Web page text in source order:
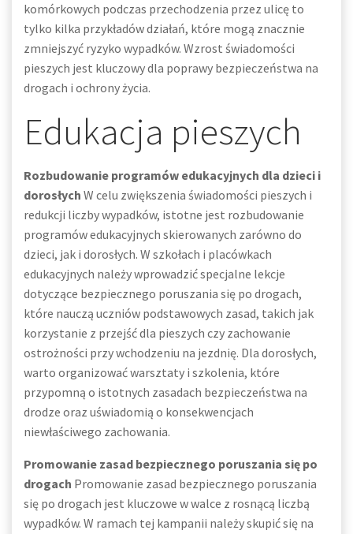
komórkowych podczas przechodzenia przez ulicę to
tylko kilka przykładów działań, które mogą znacznie
zmniejszyć ryzyko wypadków. Wzrost świadomości
pieszych jest kluczowy dla poprawy bezpieczeństwa na
drogach i ochrony życia.
Edukacja pieszych
Rozbudowanie programów edukacyjnych dla dzieci i
dorosłych W celu zwiększenia świadomości pieszych i
redukcji liczby wypadków, istotne jest rozbudowanie
programów edukacyjnych skierowanych zarówno do
dzieci, jak i dorosłych. W szkołach i placówkach
edukacyjnych należy wprowadzić specjalne lekcje
dotyczące bezpiecznego poruszania się po drogach,
które nauczą uczniów podstawowych zasad, takich jak
korzystanie z przejść dla pieszych czy zachowanie
ostrożności przy wchodzeniu na jezdnię. Dla dorosłych,
warto organizować warsztaty i szkolenia, które
przypomną o istotnych zasadach bezpieczeństwa na
drodze oraz uświadomią o konsekwencjach
niewłaściwego zachowania.
Promowanie zasad bezpiecznego poruszania się po
drogach Promowanie zasad bezpiecznego poruszania
się po drogach jest kluczowe w walce z rosnącą liczbą
wypadków. W ramach tej kampanii należy skupić się na